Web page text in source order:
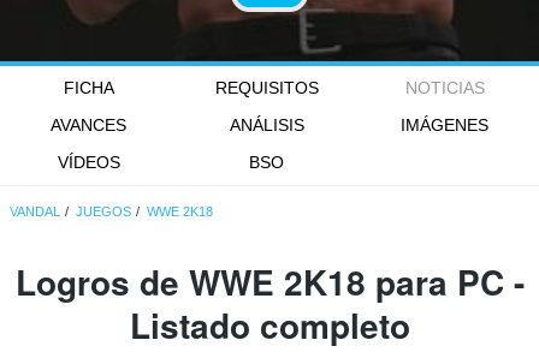
FICHA REQUISITOS
NOTICIAS
AVANCES
ANÁLISIS
IMÁGENES
VÍDEOS
BSO
VANDAL JUEGOS WWE 2K18
Logros de WWE 2K18 para PC -
Listado completo